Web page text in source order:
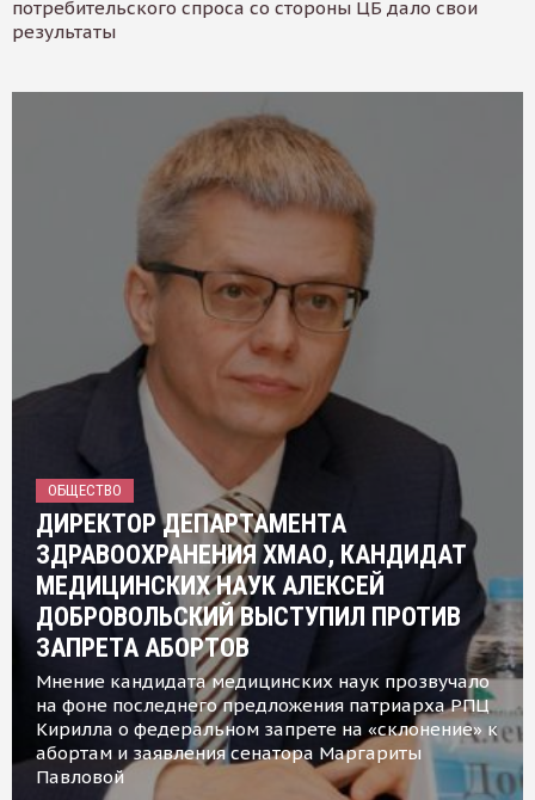
потребительского спроса со стороны ЦБ дало свои
результаты
ОБЩЕСТВО
ДИРЕКТОР ДЕПАРТАМЕНТА
ЗДРАВООХРАНЕНИЯ ХМАО, КАНДИДАТ
МЕДИЦИНСКИХ НАУК АЛЕКСЕЙ
ДОБРОВОЛЬСКИЙ ВЫСТУПИЛ ПРОТИВ
ЗАПРЕТА АБОРТОВ
Мнение кандидата медицинских наук прозвучало
на фоне последнего предложения патриарха РПЦ
Кирилла о федеральном запрете на «склонение» к
абортам и заявления сенатора Маргариты
Павловой